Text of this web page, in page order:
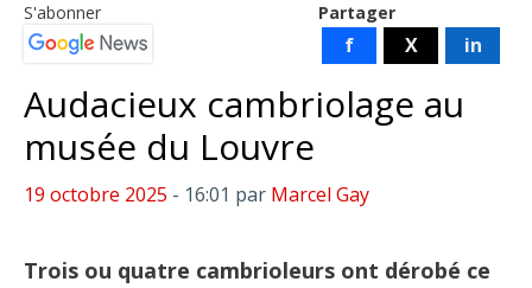
Partager
f X in
S'abonner
Audacieux cambriolage au
musée du Louvre
19 octobre 2025 - 16:01 par Marcel Gay
Trois ou quatre cambrioleurs ont dérobé ce